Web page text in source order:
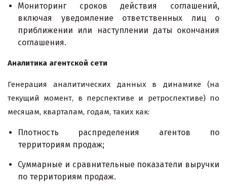
Мониторинг сроков действия соглашений,
включая уведомление ответственных лиц о
приближении или наступлении даты окончания
соглашения.
Аналитика агентской сети
Генерация аналитических данных в динамике (на
текущий момент, в перспективе и ретроспективе) по
месяцам, кварталам, годам, таких как:
Плотность распределения агентов по
территориям продаж;
Суммарные и сравнительные показатели выручки
по территориям продаж.